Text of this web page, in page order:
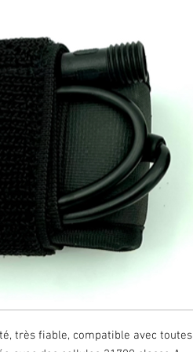
très fiable, compatible avec toutes